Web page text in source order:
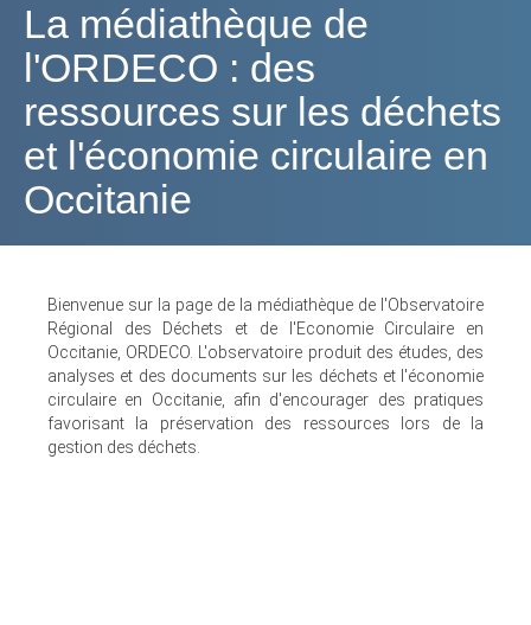
La médiathèque de
l'ORDECO : des
ressources sur les déchets
et l'économie circulaire en
Occitanie
Bienvenue sur la page de la médiathèque de l'Observatoire
Régional des Déchets et de l'Economie Circulaire en
Occitanie, ORDECO. L'observatoire produit des études, des
analyses et des documents sur les déchets et l'économie
circulaire en Occitanie, afin d'encourager des pratiques
favorisant la préservation des ressources lors de la
gestion des déchets.